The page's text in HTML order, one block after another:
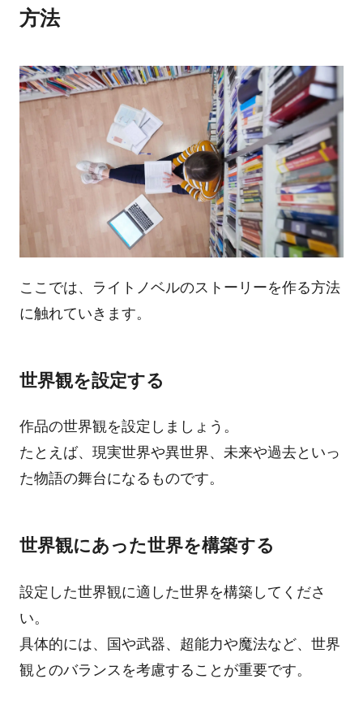
方法
ここでは、ライトノベルのストーリーを作る方法
に触れていきます。
世界観を設定する
作品の世界観を設定しましょう。
たとえば、現実世界や異世界、未来や過去といっ
た物語の舞台になるものです。
世界観にあった世界を構築する
設定した世界観に適した世界を構築してくださ
い。
具体的には、国や武器、超能力や魔法など、世界
観とのバランスを考慮することが重要です。